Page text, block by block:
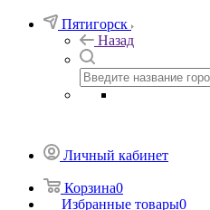
Пятигорск
Назад
Личный кабинет
Корзина0
Избранные товары0